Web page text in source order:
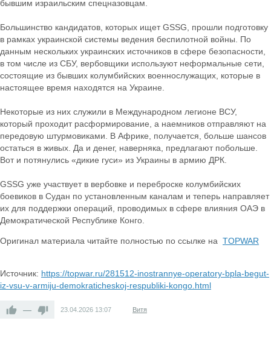
бывшим израильским спецназовцам.
Большинство кандидатов, которых ищет GSSG, прошли подготовку
в рамках украинской системы ведения беспилотной войны. По
данным нескольких украинских источников в сфере безопасности,
в том числе из СБУ, вербовщики используют неформальные сети,
состоящие из бывших колумбийских военнослужащих, которые в
настоящее время находятся на Украине.
Некоторые из них служили в Международном легионе ВСУ,
который проходит расформирование, а наемников отправляют на
передовую штурмовиками. В Африке, получается, больше шансов
остаться в живых. Да и денег, наверняка, предлагают побольше.
Вот и потянулись «дикие гуси» из Украины в армию ДРК.
GSSG уже участвует в вербовке и переброске колумбийских
боевиков в Судан по установленным каналам и теперь направляет
их для поддержки операций, проводимых в сфере влияния ОАЭ в
Демократической Республике Конго.
Оригинал материала читайте полностью по ссылке на TOPWAR
Источник: https://topwar.ru/281512-inostrannye-operatory-bpla-begut-
iz-vsu-v-armiju-demokraticheskoj-respubliki-kongo.html
— 23.04.2026 13:07 Витя